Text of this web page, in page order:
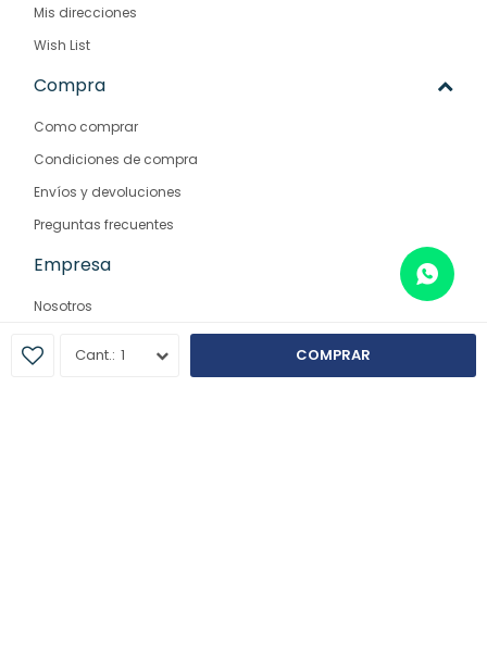
1 COMPRAR
Mis direcciones
Wish List
Compra
Como comprar
Condiciones de compra
Envíos y devoluciones
Preguntas frecuentes
Empresa
Nosotros